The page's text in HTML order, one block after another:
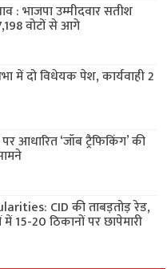
: भाजपा उम्मीदवार सतीश
वोटों से आगे
में दो विधेयक पेश, कार्यवाही 2
आधारित ‘जॉब ट्रैफिकिंग’ की
CID की ताबड़तोड़ रेड,
15-20 ठिकानों पर छापेमारी